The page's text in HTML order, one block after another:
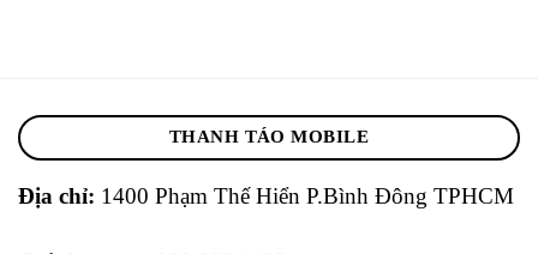
THANH TÁO MOBILE
Địa chỉ: 1400 Phạm Thế Hiển P.Bình Đông TPHCM